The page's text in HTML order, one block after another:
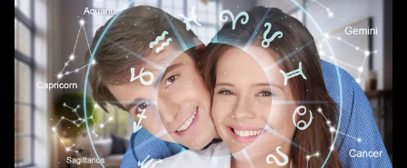
Seberozvoj
Všechny kategorie
Životní styl
ZÁBAVA
Všechny kategorie
Testy a kvízy
BYDLENÍ
Všechny kategorie
Tvoření
BurdaMedia
Extra